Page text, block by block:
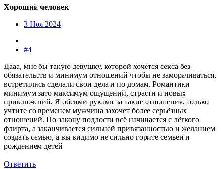
Хороший человек
3 Ноя 2024
#4
Дааа, мне бы такую девушку, которой хочется секса без
обязательств и минимум отношений чтобы не заморачиваться,
встретились сделали свои дела и по домам. Романтики
минимум зато максимум ощущений, страсти и новых
приключений. Я обеими руками за такие отношения, только
учтите со временем мужчина захочет более серьёзных
отношений. По закону подлости всё начинается с лёгкого
флирта, а заканчивается сильной привязанностью и желанием
создать семью, а вы видимо не сильно горите семьёй и
рождением детей
Ответить